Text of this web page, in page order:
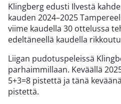
Klingberg edusti Ilvestä
kauden 2024–2025
viime kaudella 30 ottelussa
edeltäneellä kaudella
Liigan pudotuspeleissä
parhaimmillaan. Keväällä
5+3=8 pistettä ja tänä
pistettä.